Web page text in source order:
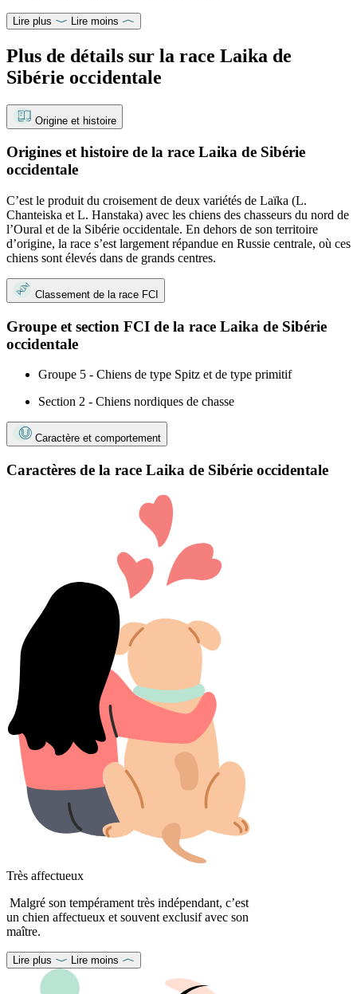
Lire plus Lire moins
Plus de détails sur la race Laika de
Sibérie occidentale
Origine et histoire
Origines et histoire de la race Laika de Sibérie
occidentale
C’est le produit du croisement de deux variétés de Laïka (L.
Chanteiska et L. Hanstaka) avec les chiens des chasseurs du nord de
l’Oural et de la Sibérie occidentale. En dehors de son territoire
d’origine, la race s’est largement répandue en Russie centrale, où ces
chiens sont élevés dans de grands centres.
Classement de la race FCI
Groupe et section FCI de la race Laika de Sibérie
occidentale
Groupe 5 - Chiens de type Spitz et de type primitif
Section 2 - Chiens nordiques de chasse
Caractère et comportement
Caractères de la race Laika de Sibérie occidentale
Très affectueux
Malgré son tempérament très indépendant, c’est
un chien affectueux et souvent exclusif avec son
maître.
Lire plus Lire moins